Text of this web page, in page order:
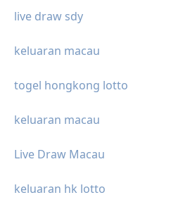
live draw sdy
keluaran macau
togel hongkong lotto
keluaran macau
Live Draw Macau
keluaran hk lotto